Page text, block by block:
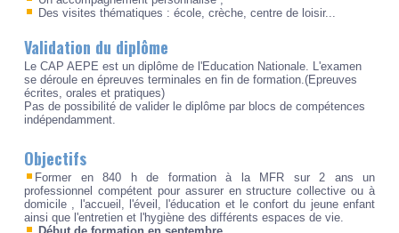
Des visites thématiques : école, crèche, centre de loisir...
Validation du diplôme
Le CAP AEPE est un diplôme de l'Education Nationale. L'examen
se déroule en épreuves terminales en fin de formation.(Epreuves
écrites, orales et pratiques)
Pas de possibilité de valider le diplôme par blocs de compétences
indépendamment.
Objectifs
Former en 840 h de formation à la MFR sur 2 ans un
professionnel compétent pour assurer en structure collective ou à
domicile , l'accueil, l'éveil, l'éducation et le confort du jeune enfant
ainsi que l'entretien et l'hygiène des différents espaces de vie.